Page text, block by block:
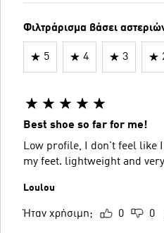
Φιλτράρισμα βάσει
5 4 3
Best shoe so far for me!
Low profile, I don't feel like
my feet. lightweight and
Loulou
Ήταν χρήσιμη; 0 0